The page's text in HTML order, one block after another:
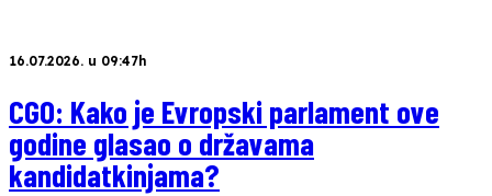
16.07.2026. u 09:47h
CGO: Kako je Evropski parlament ove
godine glasao o državama
kandidatkinjama?